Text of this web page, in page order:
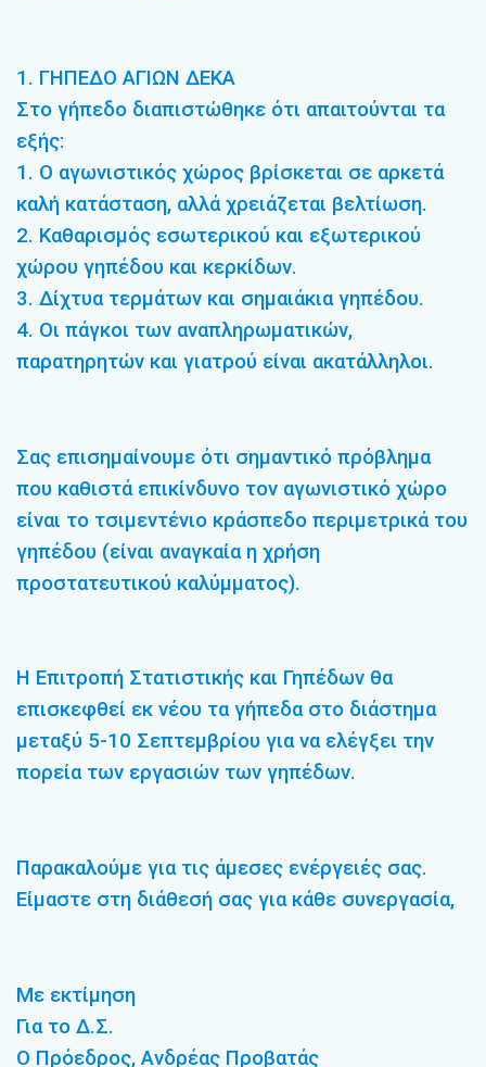
1. ΓΗΠΕΔΟ ΑΓΙΩΝ ΔΕΚΑ
Στο γήπεδο διαπιστώθηκε ότι απαιτούνται τα
εξής:
1. Ο αγωνιστικός χώρος βρίσκεται σε αρκετά
καλή κατάσταση, αλλά χρειάζεται βελτίωση.
2. Καθαρισμός εσωτερικού και εξωτερικού
χώρου γηπέδου και κερκίδων.
3. Δίχτυα τερμάτων και σημαιάκια γηπέδου.
4. Οι πάγκοι των αναπληρωματικών,
παρατηρητών και γιατρού είναι ακατάλληλοι.
Σας επισημαίνουμε ότι σημαντικό πρόβλημα
που καθιστά επικίνδυνο τον αγωνιστικό χώρο
είναι το τσιμεντένιο κράσπεδο περιμετρικά του
γηπέδου (είναι αναγκαία η χρήση
προστατευτικού καλύμματος).
Η Επιτροπή Στατιστικής και Γηπέδων θα
επισκεφθεί εκ νέου τα γήπεδα στο διάστημα
μεταξύ 5-10 Σεπτεμβρίου για να ελέγξει την
πορεία των εργασιών των γηπέδων.
Παρακαλούμε για τις άμεσες ενέργειές σας.
Είμαστε στη διάθεσή σας για κάθε συνεργασία,
Με εκτίμηση
Για το Δ.Σ.
Ο Πρόεδρος, Ανδρέας Προβατάς